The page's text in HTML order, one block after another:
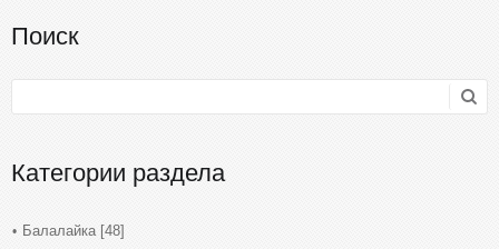
Поиск
Категории раздела
Балалайка [48]